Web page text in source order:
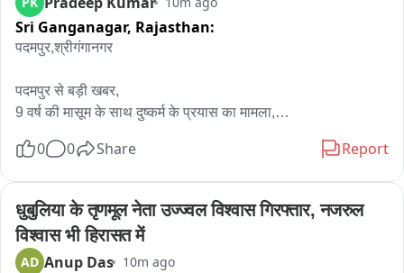
Sri Ganganagar, Rajasthan:
पदमपुर,श्रीगंगानगर
पदमपुर से बड़ी खबर,
9 वर्ष की मासूम के साथ दुष्कर्म के प्रयास का मामला,
आरोपी पर सख्त कार्रवाई करने सिंथेटिक नशे पर अंकुश लगाने की मांग की,
0 0 Share Report
धुबुलिया के तृणमूल नेता उज्ज्वल विश्वास गिरफ्तार, नजरुल
विश्वास भी हिरासत में
AD Anup Das 10m ago